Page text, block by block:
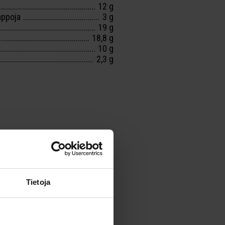
Tietoja
12 g
3 g
19 g
18,8 g
10 g
2,3 g